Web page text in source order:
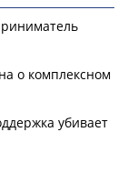
о комплексном
убивает